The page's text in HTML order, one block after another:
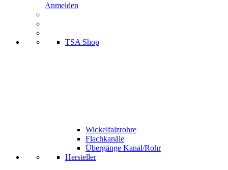
Anmelden
TSA Shop
Wickelfalzrohre
Flachkanäle
Übergänge Kanal/Rohr
Hersteller